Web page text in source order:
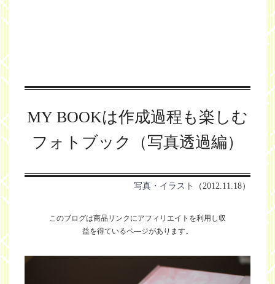
MY BOOKは作成過程も楽しむ
フォトブック（写真透過編）
写真・イラスト （2012.11.18）
このブログは商品リンクにアフィリエイトを利用し収
益を得ているペ―ジがあります。